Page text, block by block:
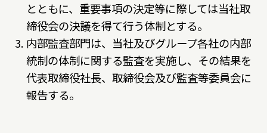
とともに、重要事項の決定等に際しては当社取
締役会の決議を得て行う体制とする。
内部監査部門は、当社及びグループ各社の内部
統制の体制に関する監査を実施し、その結果を
代表取締役社長、取締役会及び監査等委員会に
報告する。